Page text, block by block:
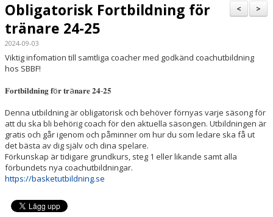
KALENDER
SPORTCHEF - JD´S CORNER
DOKUMENT/POLICY
BILDGALLERI
UTBILDNING
>
<
Obligatorisk Fortbildning för
tränare 24-25
2024-09-03
Viktig infomation till samtliga coacher med godkänd coachutbildning
hos SBBF!
𝐅𝐨𝐫𝐭𝐛𝐢𝐥𝐝𝐧𝐢𝐧𝐠 𝐟ö𝐫 𝐭𝐫ä𝐧𝐚𝐫𝐞 𝟐𝟒-𝟐𝟓
Denna utbildning är obligatorisk och behöver förnyas varje säsong för
att du ska bli behörig coach för den aktuella säsongen. Utbildningen är
gratis och går igenom och påminner om hur du som ledare ska få ut
det bästa av dig själv och dina spelare.
Förkunskap är tidigare grundkurs, steg 1 eller likande samt alla
förbundets nya coachutbildningar.
https://basketutbildning.se